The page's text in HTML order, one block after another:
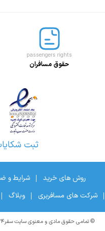
passengers rights
حقوق مسافران
ثبت
روش های خرید شرایط و
شرکت های مسافربری
وبلاگ